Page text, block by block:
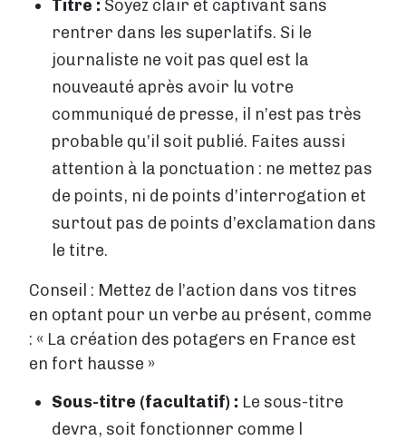
Titre : Soyez clair et captivant sans
rentrer dans les superlatifs. Si le
journaliste ne voit pas quel est la
nouveauté après avoir lu votre
communiqué de presse, il n’est pas très
probable qu’il soit publié. Faites aussi
attention à la ponctuation : ne mettez pas
de points, ni de points d’interrogation et
surtout pas de points d’exclamation dans
le titre.
Conseil : Mettez de l’action dans vos titres
en optant pour un verbe au présent, comme
: « La création des potagers en France est
en fort hausse »
Sous-titre (facultatif) : Le sous-titre
devra, soit fonctionner comme l